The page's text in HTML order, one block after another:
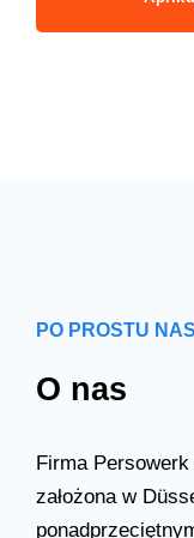
PO PROSTU
O nas
Firma
założona w